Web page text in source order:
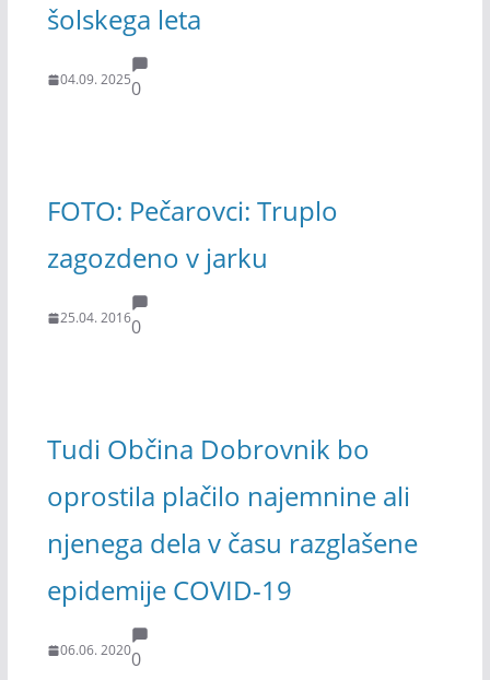
šolskega leta
04.09. 20250
FOTO: Pečarovci: Truplo
zagozdeno v jarku
25.04. 20160
Tudi Občina Dobrovnik bo
oprostila plačilo najemnine ali
njenega dela v času razglašene
epidemije COVID-19
06.06. 20200